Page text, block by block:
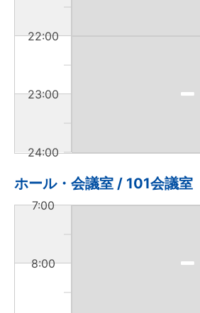
22:00
23:00
24:00
ホール・会議室 / 101会議室
7:00
8:00